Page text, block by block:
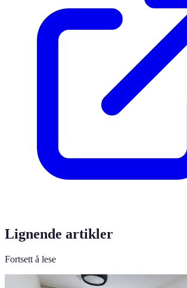
Lignende artikler
Fortsett å lese